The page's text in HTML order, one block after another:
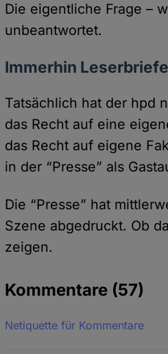
Die eigentliche Frage –
unbeantwortet.
Immerhin
Tatsächlich hat der hpd
das Recht auf eine
das Recht auf eigene
in der “Presse” als
Die “Presse” hat
Szene abge­druckt. Ob
zeigen.
Kommentare (57)
Netiquette für Kommentare